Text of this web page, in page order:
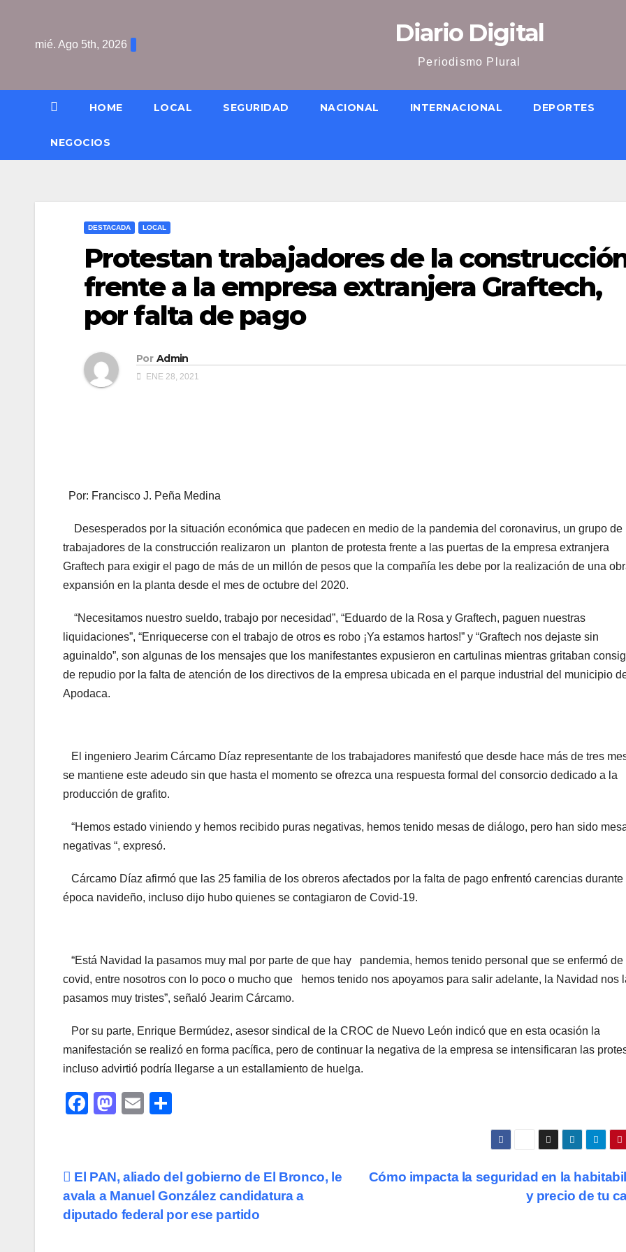
contenido
mié. Ago 5th, 2026 Diario Digital
Periodismo Plural
HOME LOCAL SEGURIDAD NACIONAL INTERNACIONAL DEPORTES
NEGOCIOS
DESTACADA LOCAL
Protestan trabajadores de la
frente a la empresa extranjera Graftech,
por falta de pago
Por Admin
ENE 28, 2021
Por: Francisco J. Peña Medina
Desesperados por la situación económica que padecen en medio de la pandemia del coronavirus, un grupo de
trabajadores de la construcción realizaron un planton de protesta frente a las puertas de la empresa extranjera
Graftech para exigir el pago de más de un millón de pesos que la compañía les debe por la realización de una
expansión en la planta desde el mes de octubre del 2020.
“Necesitamos nuestro sueldo, trabajo por necesidad”, “Eduardo de la Rosa y Graftech, paguen nuestras
liquidaciones”, “Enriquecerse con el trabajo de otros es robo ¡Ya estamos hartos!” y “Graftech nos dejaste sin
aguinaldo”, son algunas de los mensajes que los manifestantes expusieron en cartulinas mientras gritaban
de repudio por la falta de atención de los directivos de la empresa ubicada en el parque industrial del municipio
Apodaca.
El ingeniero Jearim Cárcamo Díaz representante de los trabajadores manifestó que desde hace más de tres
se mantiene este adeudo sin que hasta el momento se ofrezca una respuesta formal del consorcio dedicado a la
producción de grafito.
“Hemos estado viniendo y hemos recibido puras negativas, hemos tenido mesas de diálogo, pero han sido
negativas “, expresó.
Cárcamo Díaz afirmó que las 25 familia de los obreros afectados por la falta de pago enfrentó carencias durante
época navideño, incluso dijo hubo quienes se contagiaron de Covid-19.
“Está Navidad la pasamos muy mal por parte de que hay pandemia, hemos tenido personal que se enfermó de
covid, entre nosotros con lo poco o mucho que hemos tenido nos apoyamos para salir adelante, la Navidad nos
pasamos muy tristes”, señaló Jearim Cárcamo.
Por su parte, Enrique Bermúdez, asesor sindical de la CROC de Nuevo León indicó que en esta ocasión la
manifestación se realizó en forma pacífica, pero de continuar la negativa de la empresa se intensificaran las
incluso advirtió podría llegarse a un estallamiento de huelga.
F
e
b
o
M
o
d
o
E
p
ar
tir
Navegación
de
Cómo impacta la seguridad en la
y precio de tu
El PAN, aliado del gobierno de El Bronco, le
avala a Manuel González candidatura a
diputado federal por ese partido